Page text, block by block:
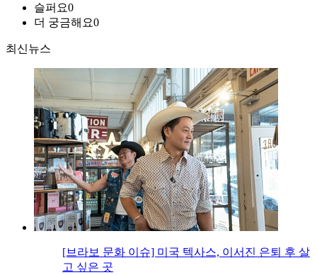
슬퍼요0
더 궁금해요0
최신뉴스
[브라보 문화 이슈] 미국 텍사스, 이서진 은퇴 후 살
고 싶은 곳